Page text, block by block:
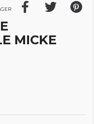
MICKE